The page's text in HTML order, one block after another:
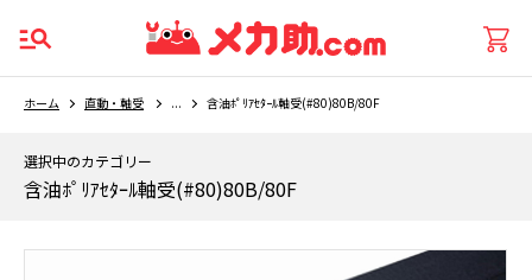
ホーム 直動・軸受 ... 含油ﾎﾟﾘｱｾﾀｰﾙ軸受(#80)80B/80F
選択中のカテゴリー
含油ﾎﾟﾘｱｾﾀｰﾙ軸受(#80)80B/80F